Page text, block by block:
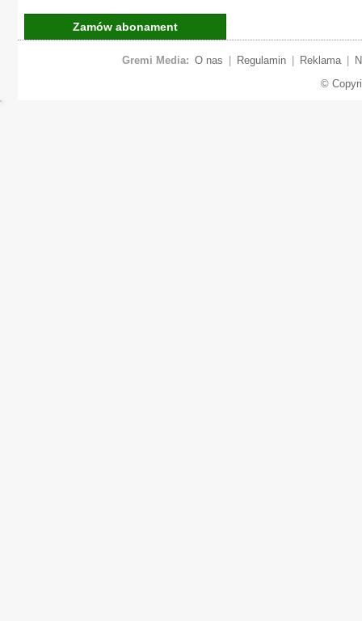
Zamów abonament
Gremi Media: O nas Regulamin Reklama
©